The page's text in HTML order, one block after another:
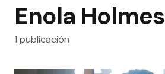
Enola Holmes
1 publicación